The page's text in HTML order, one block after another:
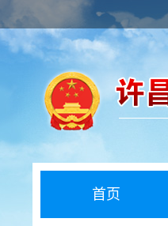
首页